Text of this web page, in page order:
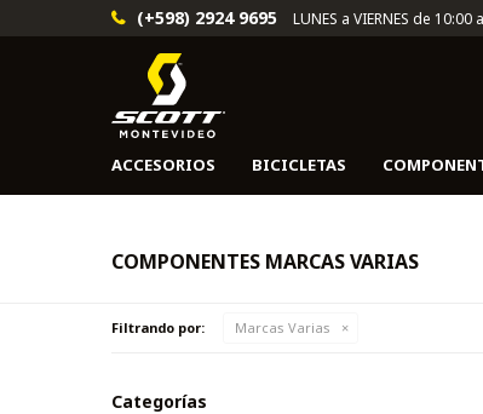
ACCESORIOS BICICLETAS
(+598) 2924 9695 LUNES a VIERNES de
COMPONENTES MARCAS VARIAS
Filtrando por: Marcas Varias
Categorías